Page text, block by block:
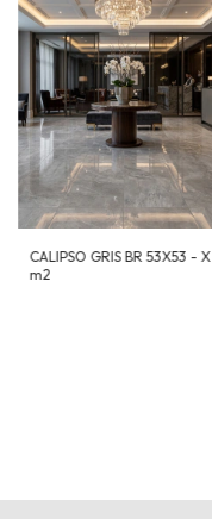
CALIPSO GRIS BR 53X53 - X
m2